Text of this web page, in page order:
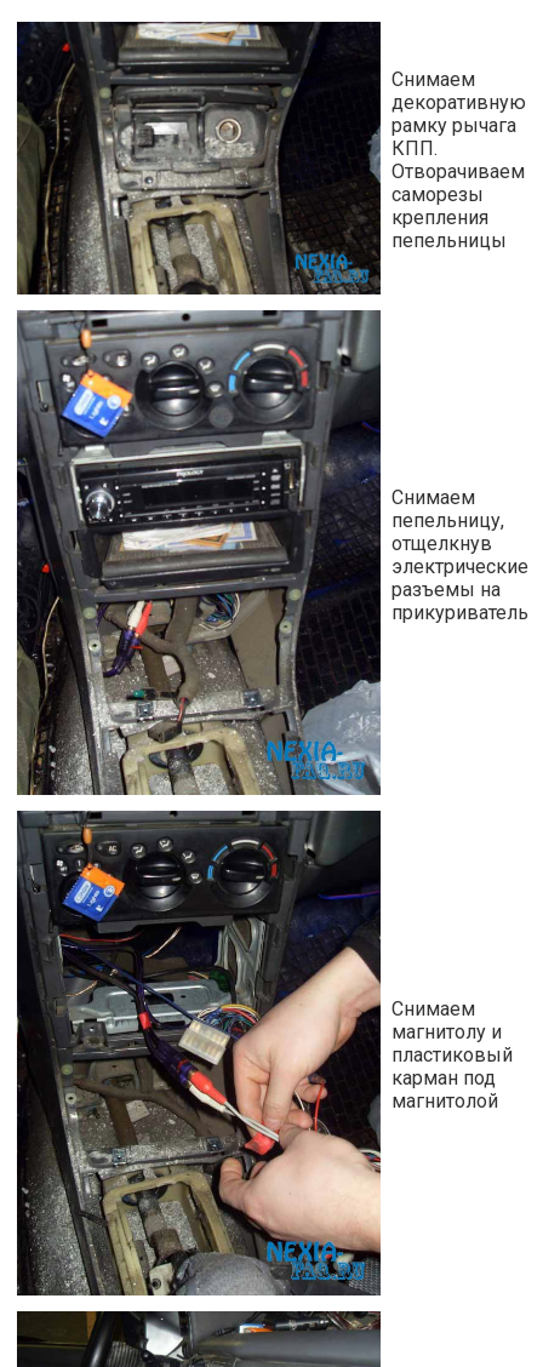
Снимаем
декоративную
рамку рычага
КПП.
Отворачиваем
саморезы
крепления
пепельницы
Снимаем
пепельницу,
отщелкнув
электрические
разъемы на
прикуриватель
Снимаем
магнитолу и
пластиковый
карман под
магнитолой